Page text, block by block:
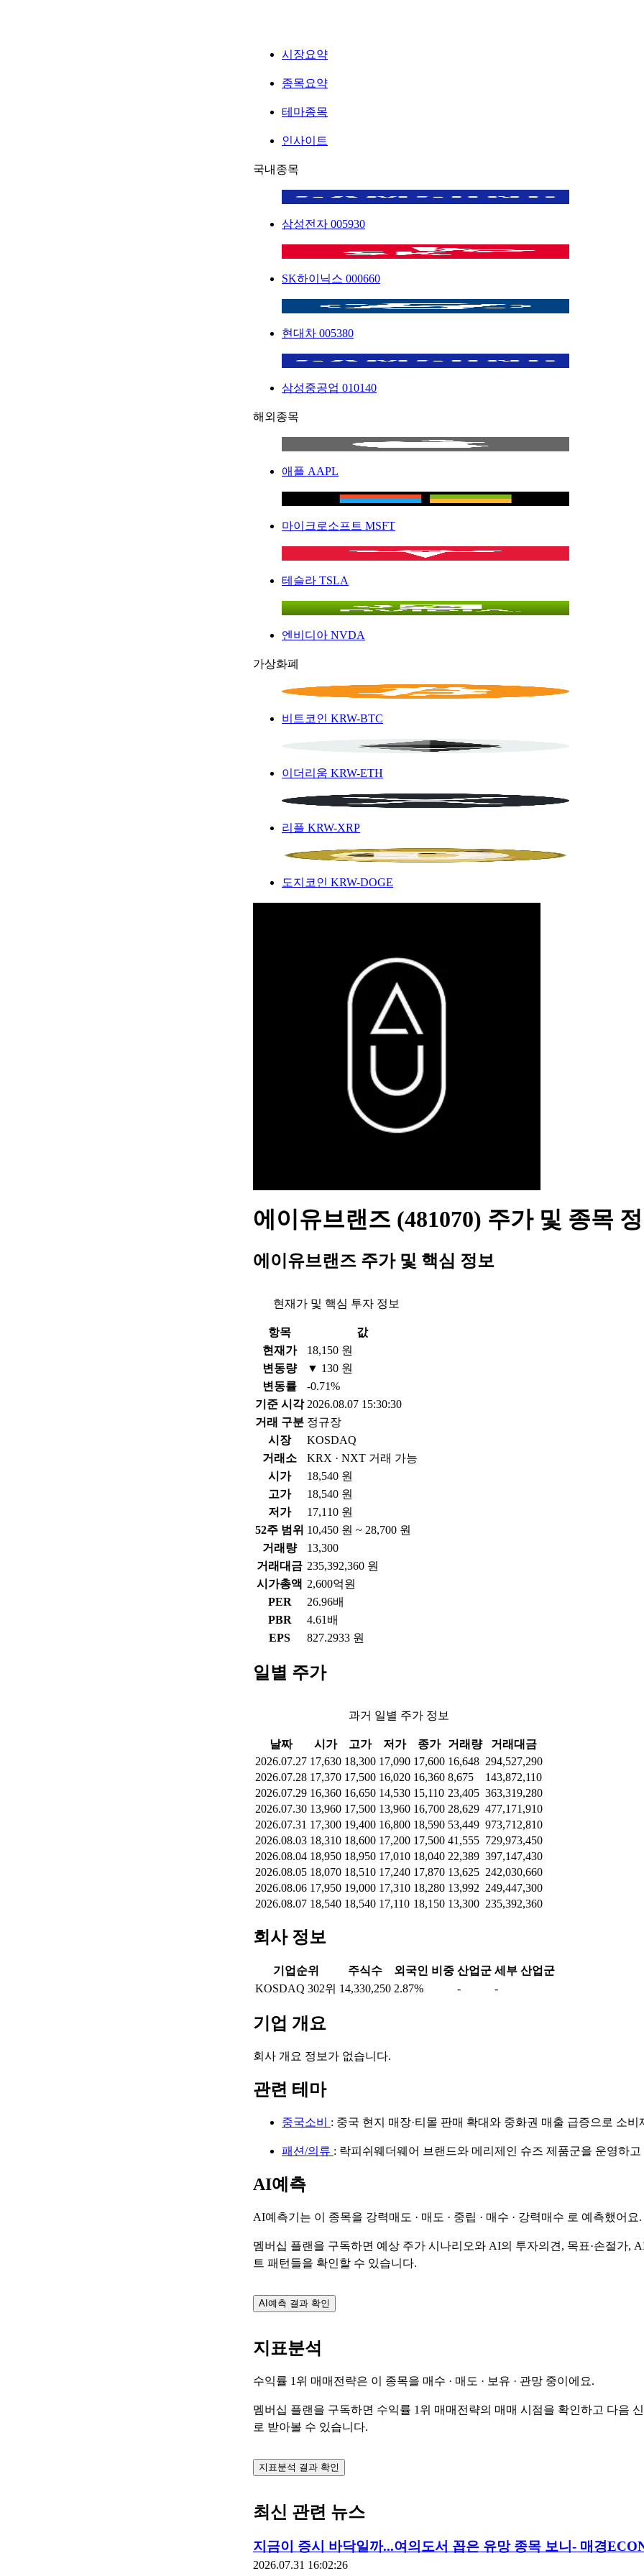
시장요약
종목요약
테마종목
인사이트
국내종목
삼성전자 005930
SK하이닉스 000660
현대차 005380
삼성중공업 010140
해외종목
애플 AAPL
마이크로소프트 MSFT
테슬라 TSLA
엔비디아 NVDA
가상화폐
비트코인 KRW-BTC
이더리움 KRW-ETH
리플 KRW-XRP
도지코인 KRW-DOGE
에이유브랜즈 (481070) 주가 및 종목
에이유브랜즈 주가 및 핵심 정보
현재가 및 핵심 투자 정보
항목
값
현재가
18,150 원
변동량
▼ 130 원
변동률
-0.71%
기준 시각 2026.08.07 15:30:30
거래 구분 정규장
시장
KOSDAQ
거래소
KRX · NXT 거래 가능
시가
18,540 원
고가
18,540 원
저가
17,110 원
52주 범위 10,450 원 ~ 28,700 원
거래량
13,300
거래대금 235,392,360 원
시가총액 2,600억원
PER
26.96배
PBR
4.61배
EPS
827.2933 원
일별 주가
과거 일별 주가 정보
날짜 시가 고가 저가 종가 거래량
거래대금
2026.07.27 17,630 18,300 17,090 17,600 16,648 294,527,290
2026.07.28 17,370 17,500 16,020 16,360 8,675
143,872,110
2026.07.29 16,360 16,650 14,530 15,110 23,405 363,319,280
2026.07.30 13,960 17,500 13,960 16,700 28,629 477,171,910
2026.07.31 17,300 19,400 16,800 18,590 53,449 973,712,810
2026.08.03 18,310 18,600 17,200 17,500 41,555 729,973,450
2026.08.04 18,950 18,950 17,010 18,040 22,389 397,147,430
2026.08.05 18,070 18,510 17,240 17,870 13,625 242,030,660
2026.08.06 17,950 19,000 17,310 18,280 13,992 249,447,300
2026.08.07 18,540 18,540 17,110 18,150 13,300 235,392,360
회사 정보
기업순위 주식수 외국인 비중 산업군 세부 산업군
KOSDAQ 302위 14,330,250 2.87% - -
기업 개요
회사 개요 정보가 없습니다.
관련 테마
중국소비 : 중국 현지 매장·티몰 판매 확대와 중화권 매출 급증으로 소비
패션/의류 : 락피쉬웨더웨어 브랜드와 메리제인 슈즈 제품군을 운영하고
AI예측
AI예측기는 이 종목을 강력매도 · 매도 · 중립 · 매수 · 강력매수 로 예측했어요.
멤버십 플랜을 구독하면 예상 주가 시나리오와 AI의 투자의견, 목표·손절가,
트 패턴들을 확인할 수 있습니다.
AI예측 결과 확인
지표분석
수익률 1위 매매전략은 이 종목을 매수 · 매도 · 보유 · 관망 중이에요.
멤버십 플랜을 구독하면 수익률 1위 매매전략의 매매 시점을 확인하고 다음
로 받아볼 수 있습니다.
지표분석 결과 확인
최신 관련 뉴스
지금이 증시 바닥일까...여의도서 꼽은 유망 종목 보니- 매경
2026.07.31 16:02:26